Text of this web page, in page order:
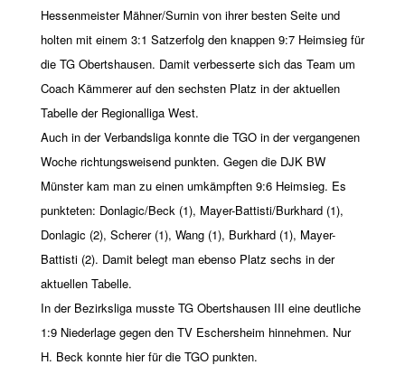
Hessenmeister Mähner/Surnin von ihrer besten Seite und
holten mit einem 3:1 Satzerfolg den knappen 9:7 Heimsieg für
die TG Obertshausen. Damit verbesserte sich das Team um
Coach Kämmerer auf den sechsten Platz in der aktuellen
Tabelle der Regionalliga West.
Auch in der Verbandsliga konnte die TGO in der vergangenen
Woche richtungsweisend punkten. Gegen die DJK BW
Münster kam man zu einen umkämpften 9:6 Heimsieg. Es
punkteten: Donlagic/Beck (1), Mayer-Battisti/Burkhard (1),
Donlagic (2), Scherer (1), Wang (1), Burkhard (1), Mayer-
Battisti (2). Damit belegt man ebenso Platz sechs in der
aktuellen Tabelle.
In der Bezirksliga musste TG Obertshausen III eine deutliche
1:9 Niederlage gegen den TV Eschersheim hinnehmen. Nur
H. Beck konnte hier für die TGO punkten.